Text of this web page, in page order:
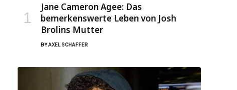
Jane Cameron Agee: Das
bemerkenswerte Leben von Josh
Brolins Mutter
BYAXEL SCHAFFER